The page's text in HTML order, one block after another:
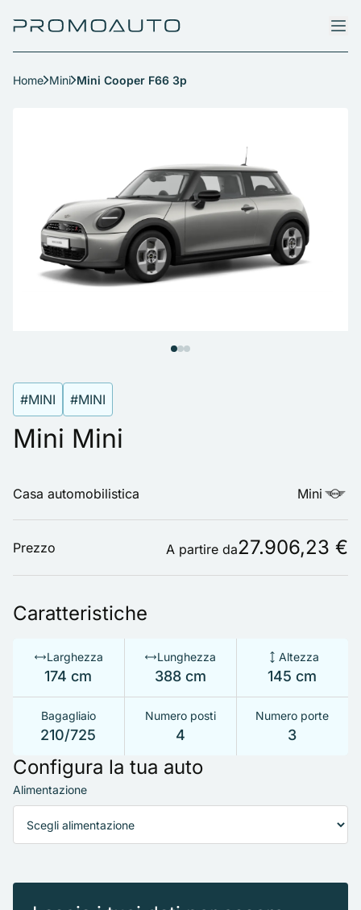
Home Mini Mini Cooper F66 3p
#MINI #MINI
Mini Mini
Casa automobilistica Mini
Prezzo A partire da27.906,23 €
Caratteristiche
Larghezza
174 cm
Lunghezza
388 cm
Altezza
145 cm
Bagagliaio
210/725
Numero posti
4
Numero porte
3
Configura la tua auto
Alimentazione